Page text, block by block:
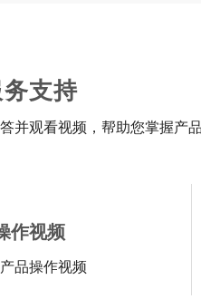
务支持
并观看视频，帮助您掌握产品
作视频
品操作视频